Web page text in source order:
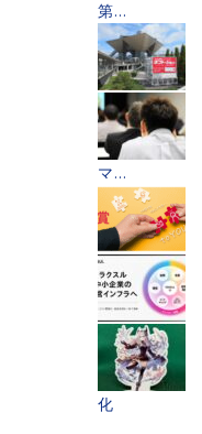
第...
マ...
化